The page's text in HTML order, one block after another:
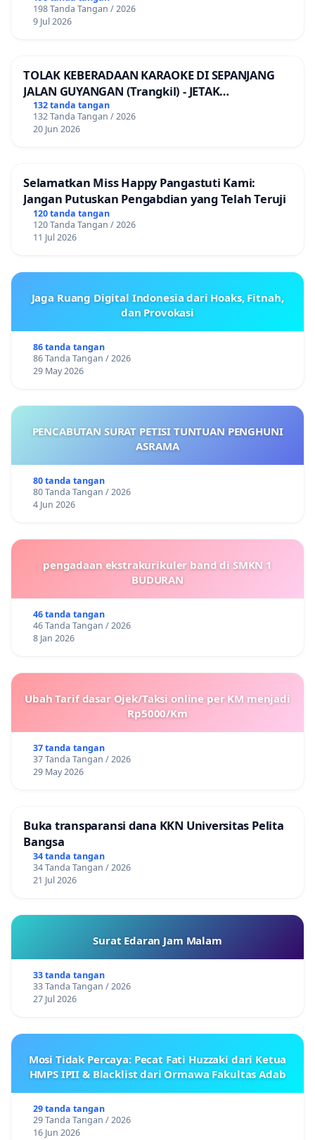
198 Tanda Tangan / 2026
9 Jul 2026
TOLAK KEBERADAAN KARAOKE DI SEPANJANG
JALAN GUYANGAN (Trangkil) - JETAK
(Wedarijaksa) Kab. PATI
132 tanda tangan
132 Tanda Tangan / 2026
20 Jun 2026
Selamatkan Miss Happy Pangastuti Kami:
Jangan Putuskan Pengabdian yang Telah Teruji
120 tanda tangan
120 Tanda Tangan / 2026
11 Jul 2026
Jaga Ruang Digital Indonesia dari Hoaks, Fitnah,
dan Provokasi
86 tanda tangan
86 Tanda Tangan / 2026
29 May 2026
PENCABUTAN SURAT PETISI TUNTUAN PENGHUNI
ASRAMA
80 tanda tangan
80 Tanda Tangan / 2026
4 Jun 2026
pengadaan ekstrakurikuler band di SMKN 1
BUDURAN
46 tanda tangan
46 Tanda Tangan / 2026
8 Jan 2026
Ubah Tarif dasar Ojek/Taksi online per KM menjadi
Rp5000/Km
37 tanda tangan
37 Tanda Tangan / 2026
29 May 2026
Buka transparansi dana KKN Universitas Pelita
Bangsa
34 tanda tangan
34 Tanda Tangan / 2026
21 Jul 2026
Surat Edaran Jam Malam
33 tanda tangan
33 Tanda Tangan / 2026
27 Jul 2026
Mosi Tidak Percaya: Pecat Fati Huzzaki dari Ketua
HMPS IPII & Blacklist dari Ormawa Fakultas Adab
29 tanda tangan
29 Tanda Tangan / 2026
16 Jun 2026